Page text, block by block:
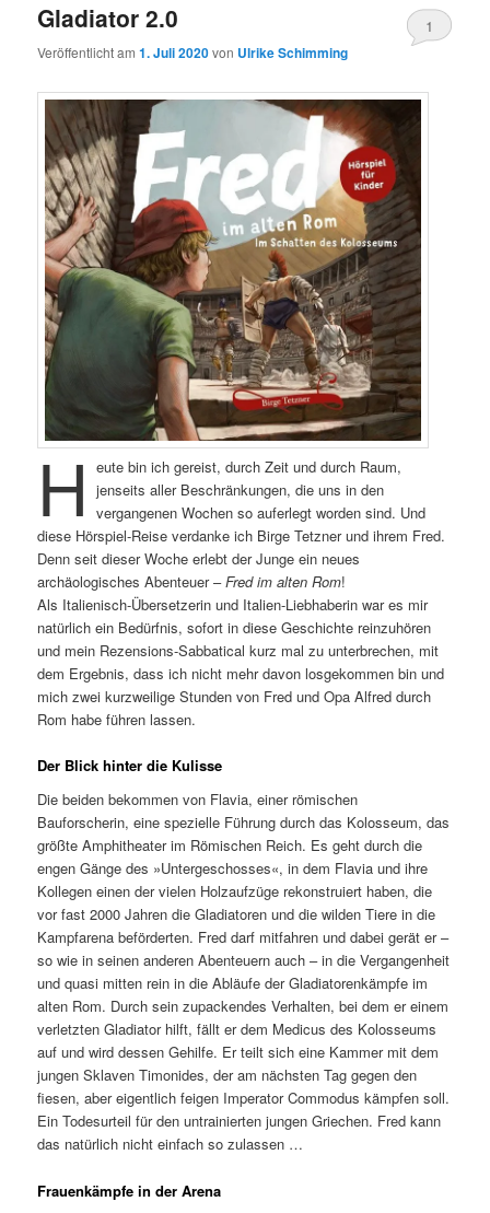
Gladiator 2.0
Veröffentlicht am1. Juli 2020von Ulrike Schimming
1
H
eute bin ich gereist, durch Zeit und durch Raum,
jenseits aller Beschränkungen, die uns in den
vergangenen Wochen so auferlegt worden sind. Und
diese Hörspiel-Reise verdanke ich Birge Tetzner und ihrem Fred.
Denn seit dieser Woche erlebt der Junge ein neues
archäologisches Abenteuer –Fred im alten Rom!
Als Italienisch-Übersetzerin und Italien-Liebhaberin war es mir
natürlich ein Bedürfnis, sofort in diese Geschichte reinzuhören
und mein Rezensions-Sabbatical kurz mal zu unterbrechen, mit
dem Ergebnis, dass ich nicht mehr davon losgekommen bin und
mich zwei kurzweilige Stunden von Fred und Opa Alfred durch
Rom habe führen lassen.
Der Blick hinter die Kulisse
Die beiden bekommen von Flavia, einer römischen
Bauforscherin, eine spezielle Führung durch das Kolosseum, das
größte Amphitheater im Römischen Reich. Es geht durch die
engen Gänge des »Untergeschosses«, in dem Flavia und ihre
Kollegen einen der vielen Holzaufzüge rekonstruiert haben, die
vor fast 2000 Jahren die Gladiatoren und die wilden Tiere in die
Kampfarena beförderten. Fred darf mitfahren und dabei gerät er –
so wie in seinen anderen Abenteuern auch – in die Vergangenheit
und quasi mitten rein in die Abläufe der Gladiatorenkämpfe im
alten Rom. Durch sein zupackendes Verhalten, bei dem er einem
verletzten Gladiator hilft, fällt er dem Medicus des Kolosseums
auf und wird dessen Gehilfe. Er teilt sich eine Kammer mit dem
jungen Sklaven Timonides, der am nächsten Tag gegen den
fiesen, aber eigentlich feigen Imperator Commodus kämpfen soll.
Ein Todesurteil für den untrainierten jungen Griechen. Fred kann
das natürlich nicht einfach so zulassen …
Frauenkämpfe in der Arena